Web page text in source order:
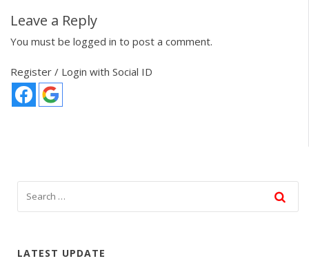
Leave a Reply
You must be logged in to post a comment.
Register / Login with Social ID
LATEST UPDATE